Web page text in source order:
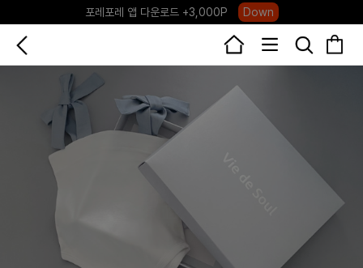
포레포레 앱 다운로드 +3,000P
Down
하우스오브캐러셀, 국내단독 프리오더(~8/10) Click